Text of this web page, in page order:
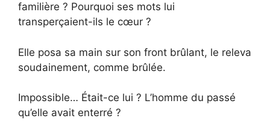
familière ? Pourquoi ses mots lui
transperçaient-ils le cœur ?
Elle posa sa main sur son front brûlant, le releva
soudainement, comme brûlée.
Impossible… Était-ce lui ? L’homme du passé
qu’elle avait enterré ?